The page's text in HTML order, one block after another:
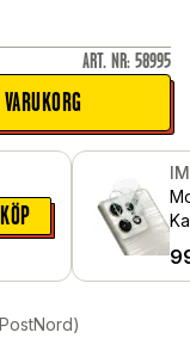
ART. NR: 58995
KÖP